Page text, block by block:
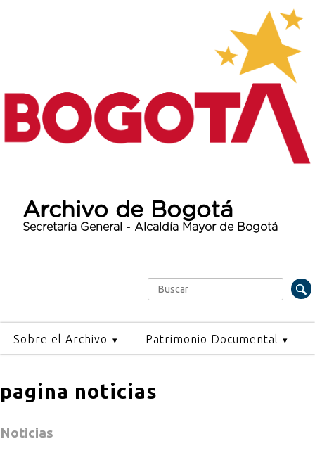
Archivo de Bogotá
Secretaría General - Alcaldía Mayor de Bogotá
Formulario de búsqueda
Buscar
Sobre el Archivo Patrimonio Documental
pagina noticias
Noticias